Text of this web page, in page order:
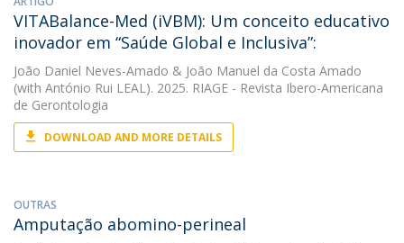
VITABalance-Med (iVBM): Um conceito educativo
inovador em “Saúde Global e Inclusiva”:
João Daniel Neves-Amado & João Manuel da Costa Amado
(with António Rui LEAL). 2025. RIAGE - Revista Ibero-Americana
de Gerontologia
DOWNLOAD AND MORE DETAILS
OUTRAS
Amputação abomino-perineal